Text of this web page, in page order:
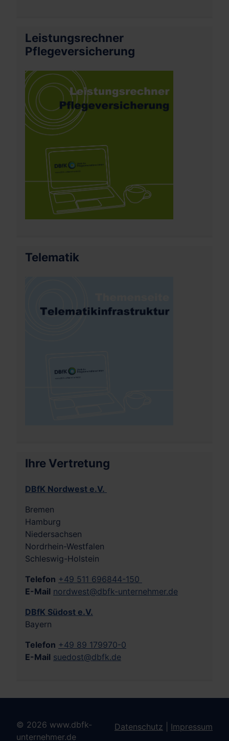
Leistungsrechner
Pflegeversicherung
Telematik
Ihre Vertretung
DBfK Nordwest e.V.
Bremen
Hamburg
Niedersachsen
Nordrhein-Westfalen
Schleswig-Holstein
Telefon +49 511 696844-150
E-Mail nordwest@dbfk-unternehmer.de
DBfK Südost e.V.
Bayern
Telefon +49 89 179970-0
E-Mail suedost@dbfk.de
© 2026 www.dbfk-
unternehmer.de
Datenschutz Impressum